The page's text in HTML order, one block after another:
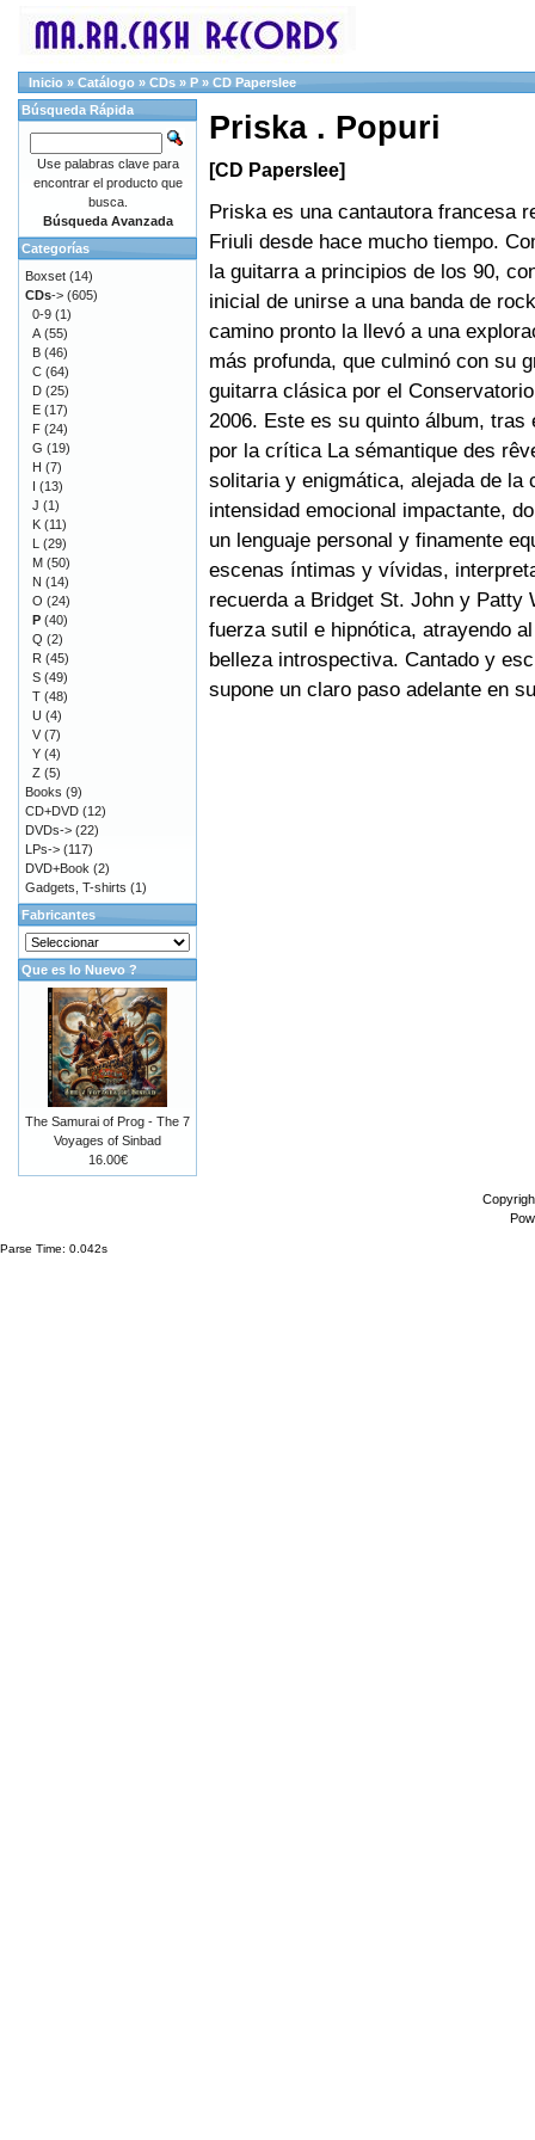
Inicio » Catálogo » CDs » P » CD Paperslee
Priska . Popuri
[CD Paperslee]
Priska es una cantautora francesa
Friuli desde hace mucho tiempo.
la guitarra a principios de los 90,
inicial de unirse a una banda de
camino pronto la llevó a una
más profunda, que culminó con su
guitarra clásica por el
2006. Este es su quinto álbum, tras
por la crítica La sémantique des
solitaria y enigmática, alejada de la
intensidad emocional impactante,
un lenguaje personal y finamente
escenas íntimas y vívidas,
recuerda a Bridget St. John y Patty
fuerza sutil e hipnótica, atrayendo
belleza introspectiva. Cantado y
supone un claro paso adelante en
Búsqueda Rápida
Use palabras clave para
encontrar el producto que
busca.
Búsqueda Avanzada
Categorías
Boxset (14)
CDs-> (605)
0-9 (1)
A (55)
B (46)
C (64)
D (25)
E (17)
F (24)
G (19)
H (7)
I (13)
J (1)
K (11)
L (29)
M (50)
N (14)
O (24)
P (40)
Q (2)
R (45)
S (49)
T (48)
U (4)
V (7)
Y (4)
Z (5)
Books (9)
CD+DVD (12)
DVDs-> (22)
LPs-> (117)
DVD+Book (2)
Gadgets, T-shirts (1)
Fabricantes
Que es lo Nuevo ?
The Samurai of Prog - The 7
Voyages of Sinbad
16.00€
Parse Time: 0.042s